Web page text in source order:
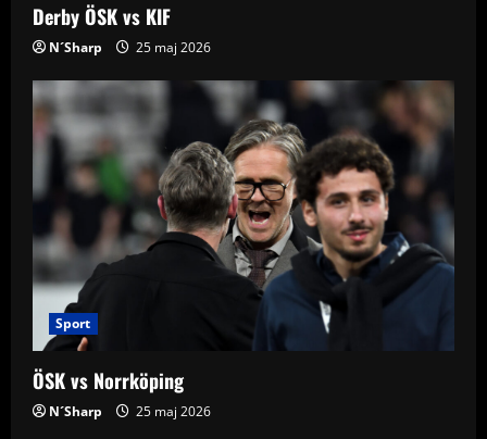
Derby ÖSK vs KIF
N´Sharp 25 maj 2026
Sport
ÖSK vs Norrköping
N´Sharp 25 maj 2026